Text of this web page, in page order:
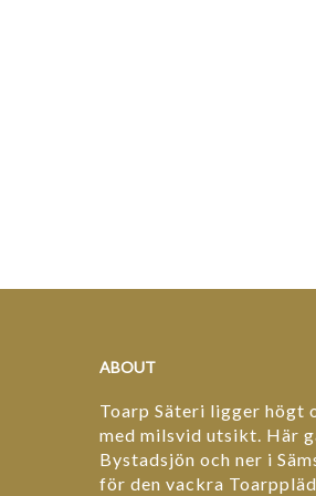
ABOUT
Toarp Säteri ligger högt
med milsvid utsikt. Här
Bystadsjön och ner i
för den vackra